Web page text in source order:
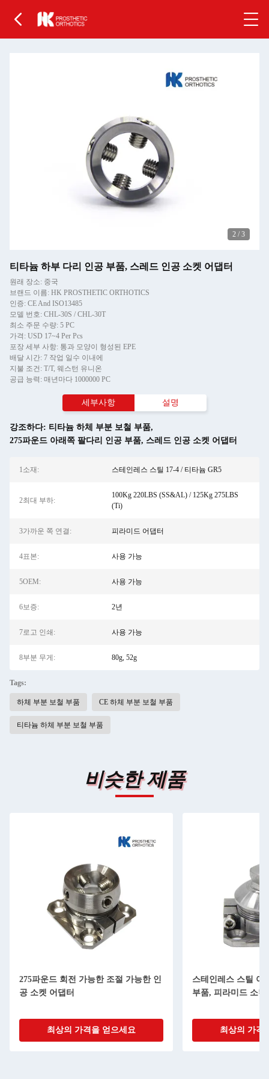
2 / 3
티타늄 하부 다리 인공 부품, 스레드 인공 소켓 어댑터
원래 장소: 중국
브랜드 이름: HK PROSTHETIC ORTHOTICS
인증: CE And ISO13485
모델 번호: CHL-30S / CHL-30T
최소 주문 수량: 5 PC
가격: USD 17~4 Per Pcs
포장 세부 사항: 통과 모양이 형성된 EPE
배달 시간: 7 작업 일수 이내에
지불 조건: T/T, 웨스턴 유니온
공급 능력: 매년마다 1000000 PC
세부사항 설명
강조하다: 티타늄 하체 부분 보철 부품,
275파운드 아래쪽 팔다리 인공 부품, 스레드 인공 소켓 어댑터
1소재: 스테인레스 스틸 17-4 / 티타늄 GR5
2최대 부하:
100Kg 220LBS (SS&AL) / 125Kg 275LBS
(Ti)
3가까운 쪽 연결: 피라미드 어댑터
4표본: 사용 가능
5OEM: 사용 가능
6보증: 2년
7로고 인쇄: 사용 가능
8부분 무게: 80g, 52g
Tags:
하체 부분 보철 부품 CE 하체 부분 보철 부품
티타늄 하체 부분 보철 부품
비슷한 제품
275파운드 회전 가능한 조절 가능한 인
공 소켓 어댑터
최상의 가격을 얻으세요
스테인레스 스틸 아
부품, 피라미드 소켓
최상의 가격